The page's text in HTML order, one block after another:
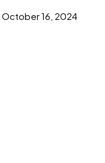
October 16, 2024